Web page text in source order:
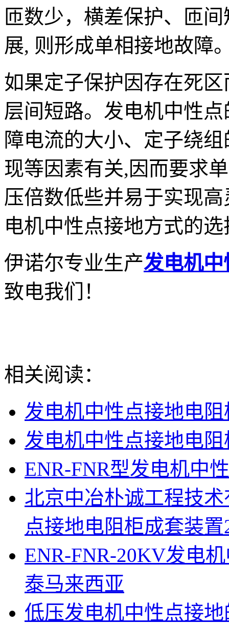
匝数少，横差保护、匝
展, 则形成单相接地故障
如果定子保护因存在死
层间短路。发电机中性
障电流的大小、定子绕
现等因素有关,因而要求
压倍数低些并易于实现
电机中性点接地方式的
伊诺尔专业生产发电机
致电我们！
相关阅读：
发电机中性点接地电
发电机中性点接地电
ENR-FNR型发电机中
北京中冶朴诚工程技
点接地电阻柜成套装置
ENR-FNR-20KV发电
泰马来西亚
低压发电机中性点接